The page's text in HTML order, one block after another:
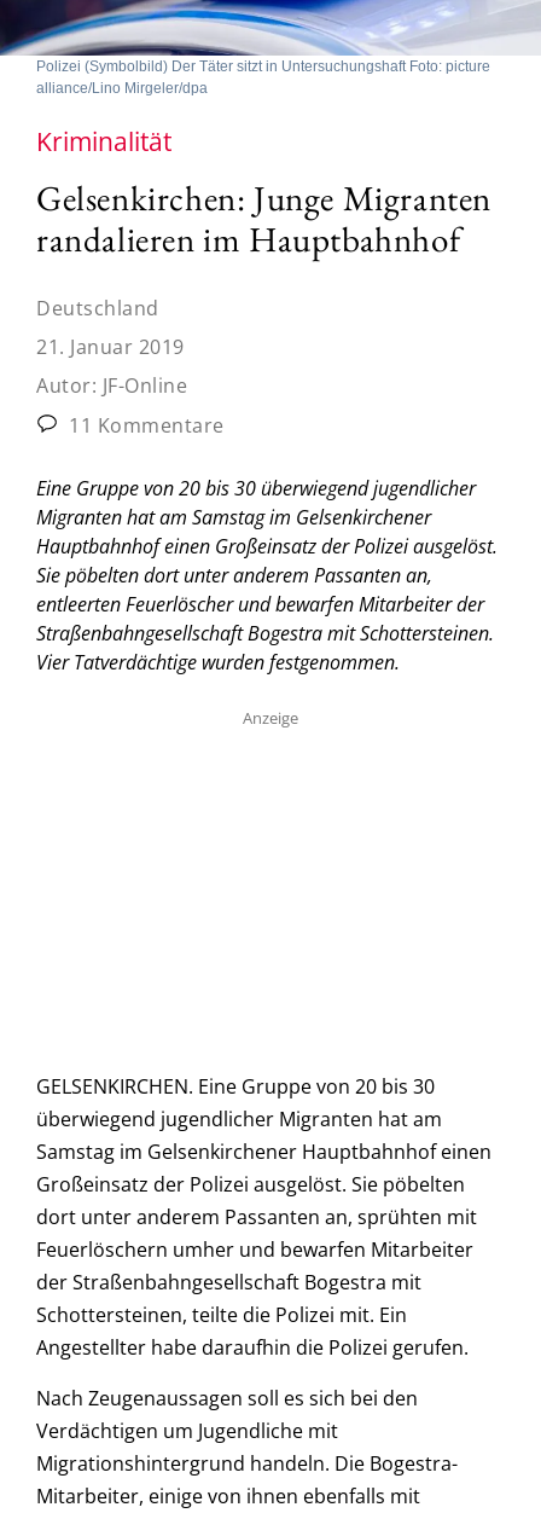
Polizei (Symbolbild) Der Täter sitzt in Untersuchungshaft Foto: picture
alliance/Lino Mirgeler/dpa
Kriminalität
Gelsenkirchen: Junge Migranten
randalieren im Hauptbahnhof
Deutschland
21. Januar 2019
Autor: JF-Online
11 Kommentare
Eine Gruppe von 20 bis 30 überwiegend jugendlicher
Migranten hat am Samstag im Gelsenkirchener
Hauptbahnhof einen Großeinsatz der Polizei ausgelöst.
Sie pöbelten dort unter anderem Passanten an,
entleerten Feuerlöscher und bewarfen Mitarbeiter der
Straßenbahngesellschaft Bogestra mit Schottersteinen.
Vier Tatverdächtige wurden festgenommen.
Anzeige
GELSENKIRCHEN. Eine Gruppe von 20 bis 30
überwiegend jugendlicher Migranten hat am
Samstag im Gelsenkirchener Hauptbahnhof einen
Großeinsatz der Polizei ausgelöst. Sie pöbelten
dort unter anderem Passanten an, sprühten mit
Feuerlöschern umher und bewarfen Mitarbeiter
der Straßenbahngesellschaft Bogestra mit
Schottersteinen, teilte die Polizei mit. Ein
Angestellter habe daraufhin die Polizei gerufen.
Nach Zeugenaussagen soll es sich bei den
Verdächtigen um Jugendliche mit
Migrationshintergrund handeln. Die Bogestra-
Mitarbeiter, einige von ihnen ebenfalls mit